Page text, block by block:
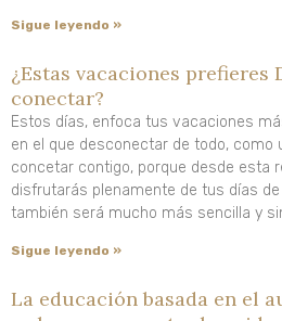
Sigue leyendo »
¿Estas vacaciones prefieres
conectar?
Estos días, enfoca tus vacaciones
en el que desconectar de todo, como
concetar contigo, porque desde esta
disfrutarás plenamente de tus días
también será mucho más sencilla y
Sigue leyendo »
La educación basada en el